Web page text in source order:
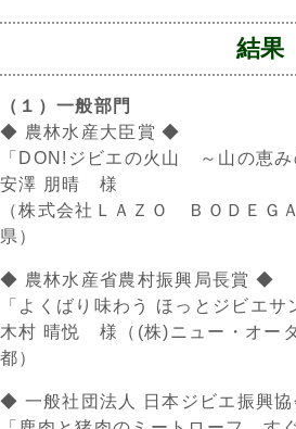
結果
（１）一般部門
◆ 農林水産大臣賞 ◆
「DON!ジビエの火山 ～山の恵み
安澤 朋晴 様
（株式会社ＬＡＺＯ ＢＯＤＥＧ
県）
◆ 農林水産省農村振興局長賞 ◆
「よくばり味わう ほっとジビエサ
木村 晴悦 様（(株)ニュー・オー
都）
◆ 一般社団法人 日本ジビエ振興